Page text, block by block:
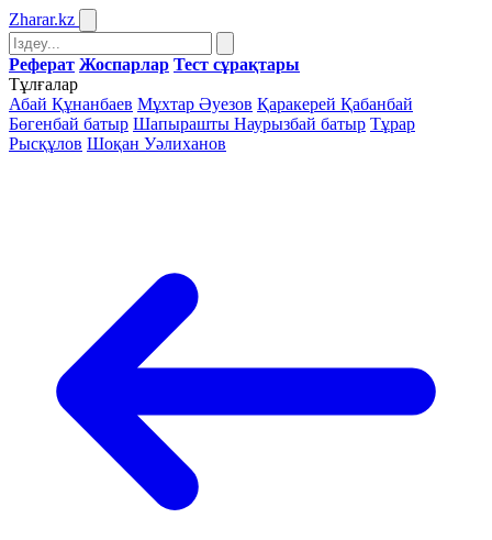
Zharar.kz
Реферат Жоспарлар Тест сұрақтары
Тұлғалар
Абай Құнанбаев Мұхтар Әуезов Қаракерей Қабанбай
Бөгенбай батыр Шапырашты Наурызбай батыр Тұрар
Рысқұлов Шоқан Уәлиханов